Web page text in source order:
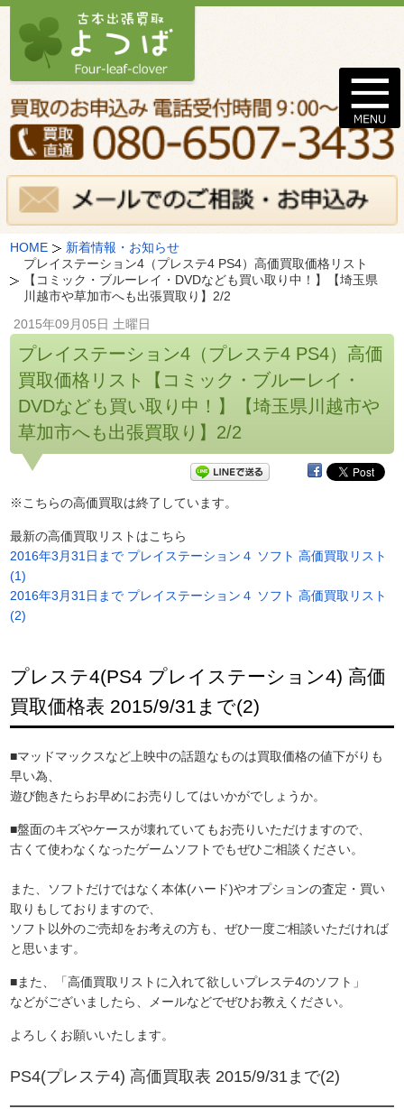
HOME
新着情報・お知らせ
プレイステーション4（プレステ4 PS4）高価買取価格リスト
【コミック・ブルーレイ・DVDなども買い取り中！】【埼玉県
川越市や草加市へも出張買取り】2/2
2015年09月05日 土曜日
プレイステーション4（プレステ4 PS4）高価
買取価格リスト【コミック・ブルーレイ・
DVDなども買い取り中！】【埼玉県川越市や
草加市へも出張買取り】2/2
※こちらの高価買取は終了しています。
最新の高価買取リストはこちら
2016年3月31日まで プレイステーション４ ソフト 高価買取リスト
(1)
2016年3月31日まで プレイステーション４ ソフト 高価買取リスト
(2)
プレステ4(PS4 プレイステーション4) 高価
買取価格表 2015/9/31まで(2)
■マッドマックスなど上映中の話題なものは買取価格の値下がりも
早い為、
遊び飽きたらお早めにお売りしてはいかがでしょうか。
■盤面のキズやケースが壊れていてもお売りいただけますので、
古くて使わなくなったゲームソフトでもぜひご相談ください。
また、ソフトだけではなく本体(ハード)やオプションの査定・買い
取りもしておりますので、
ソフト以外のご売却をお考えの方も、ぜひ一度ご相談いただければ
と思います。
■また、「高価買取リストに入れて欲しいプレステ4のソフト」
などがございましたら、メールなどでぜひお教えください。
よろしくお願いいたします。
PS4(プレステ4) 高価買取表 2015/9/31まで(2)